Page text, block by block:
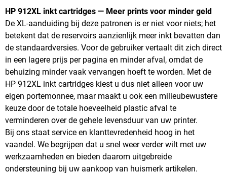
HP 912XL inkt cartridges — Meer prints voor minder geld
De XL-aanduiding bij deze patronen is er niet voor niets; het
betekent dat de reservoirs aanzienlijk meer inkt bevatten dan
de standaardversies. Voor de gebruiker vertaalt dit zich direct
in een lagere prijs per pagina en minder afval, omdat de
behuizing minder vaak vervangen hoeft te worden. Met de
HP 912XL inkt cartridges kiest u dus niet alleen voor uw
eigen portemonnee, maar maakt u ook een milieubewustere
keuze door de totale hoeveelheid plastic afval te
verminderen over de gehele levensduur van uw printer.
Bij ons staat service en klanttevredenheid hoog in het
vaandel. We begrijpen dat u snel weer verder wilt met uw
werkzaamheden en bieden daarom uitgebreide
ondersteuning bij uw aankoop van huismerk artikelen.